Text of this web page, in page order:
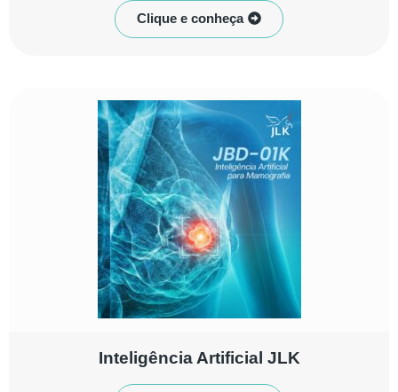
Clique e conheça
Inteligência Artificial JLK